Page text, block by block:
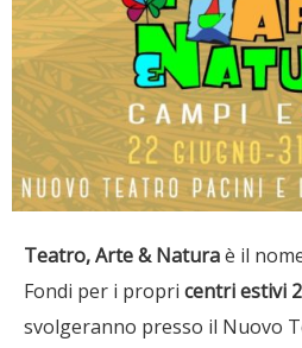
Teatro, Arte & Naturaè il
Fondi per i propri centri estivi
svolgeranno presso il Nuovo